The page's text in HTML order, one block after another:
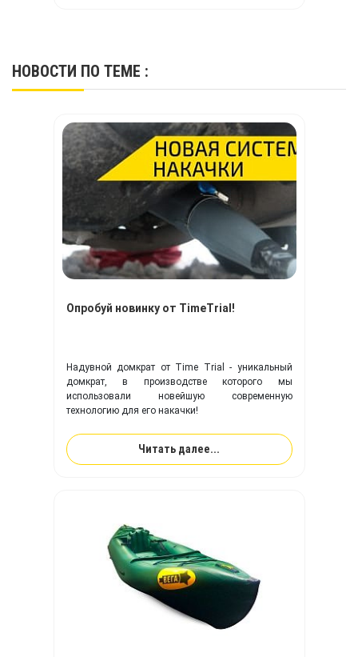
НОВОСТИ ПО ТЕМЕ :
Опробуй новинку от TimeTrial!
Надувной домкрат от Time Trial - уникальный
домкрат, в производстве которого мы
использовали новейшую современную
технологию для его накачки!
Читать далее...